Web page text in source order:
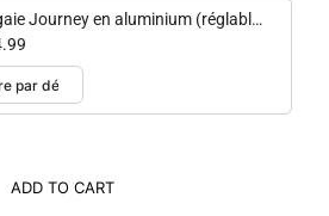
Journey en aluminium (réglable
à 98,4")
ADD TO CART